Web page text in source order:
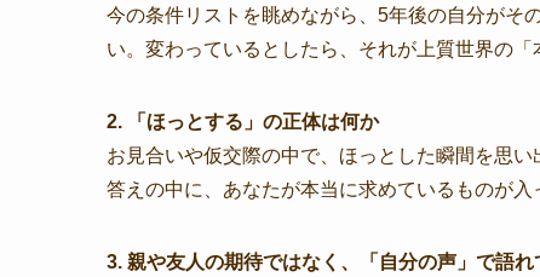
今の条件リストを眺めながら、5年後の自分がそ
い。変わっているとしたら、それが上質世界の「
2. 「ほっとする」の正体は何か
お見合いや仮交際の中で、ほっとした瞬間を思
答えの中に、あなたが本当に求めているものが入
3. 親や友人の期待ではなく、「自分の声」で語れ